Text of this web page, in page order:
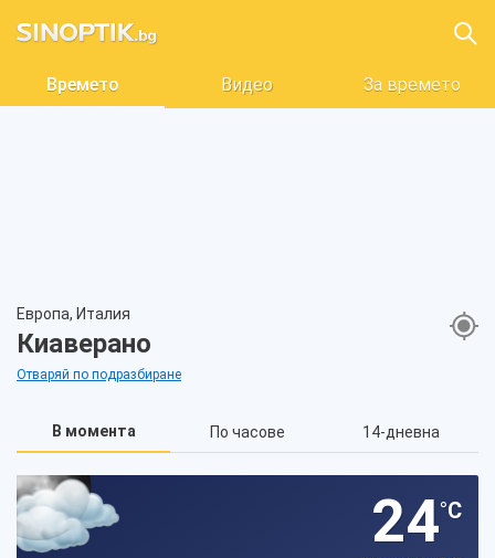
Времето Видео За времето
Европа, Италия
Киаверано
Отваряй по подразбиране
В момента По часове 14-дневна
24°C